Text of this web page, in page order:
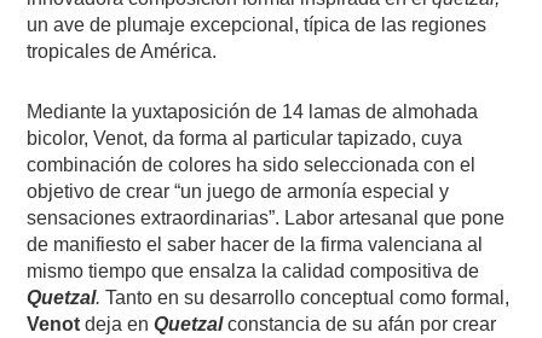
un ave de plumaje excepcional, típica de las regiones
tropicales de América.
Mediante la yuxtaposición de 14 lamas de almohada
bicolor, Venot, da forma al particular tapizado, cuya
combinación de colores ha sido seleccionada con el
objetivo de crear “un juego de armonía especial y
sensaciones extraordinarias”. Labor artesanal que pone
de manifiesto el saber hacer de la firma valenciana al
mismo tiempo que ensalza la calidad compositiva de
Quetzal. Tanto en su desarrollo conceptual como formal,
Venot deja enQuetzal constancia de su afán por crear